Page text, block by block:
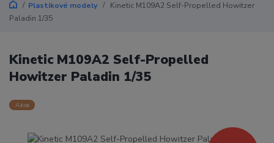
Plastikové modely
Kinetic M109A2 Self-Propelled Howitzer
Paladin 1/35
Kinetic M109A2 Self-Propelled
Howitzer Paladin 1/35
Akce